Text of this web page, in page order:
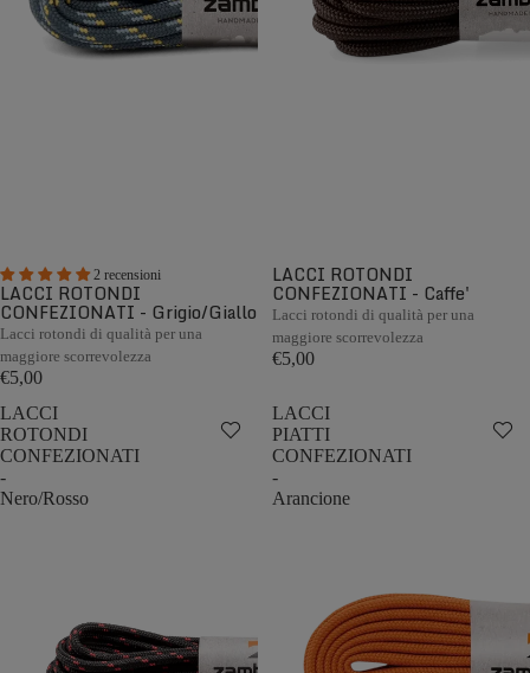
2 recensioni
LACCI ROTONDI
CONFEZIONATI - Grigio/Giallo
Lacci rotondi di qualità per una
maggiore scorrevolezza
€5,00
LACCI ROTONDI
CONFEZIONATI - Caffe'
Lacci rotondi di qualità per una
maggiore scorrevolezza
€5,00
LACCI
ROTONDI
CONFEZIONATI
-
Nero/Rosso
LACCI
PIATTI
CONFEZIONATI
-
Arancione